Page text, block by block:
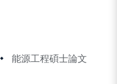
能源工程碩士論文